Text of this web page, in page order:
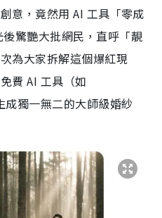
意，竟然用 AI 工具「零成
驚艷大批網民，直呼「靚
為大家拆解這個爆紅現
費 AI 工具（如
獨一無二的大師級婚紗